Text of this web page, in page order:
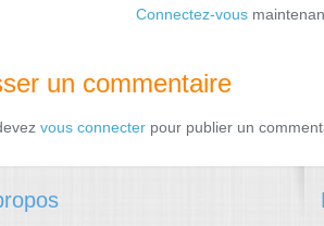
Connectez-vous
un commentaire
vous connecter pour publier un